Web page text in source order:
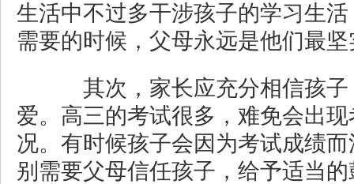
生活中不过多干涉孩子的学习生
需要的时候，父母永远是他们最
其次，家长应充分相信孩子
爱。高三的考试很多，难免会出
况。有时候孩子会因为考试成绩
别需要父母信任孩子，给予适当